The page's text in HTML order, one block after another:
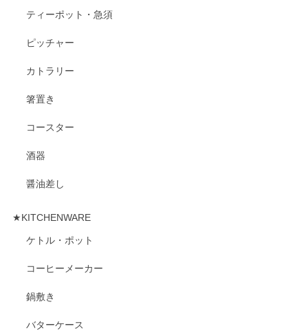
ティーポット・急須
ピッチャー
カトラリー
箸置き
コースター
酒器
醤油差し
★KITCHENWARE
ケトル・ポット
コーヒーメーカー
鍋敷き
バターケース